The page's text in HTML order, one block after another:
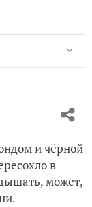
и чёрной
в
может,